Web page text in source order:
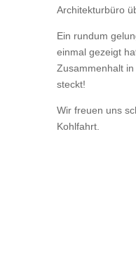
Architekturbüro
Ein rundum
einmal gezeigt
Zusammenhalt
steckt!
Wir freuen uns
Kohlfahrt.